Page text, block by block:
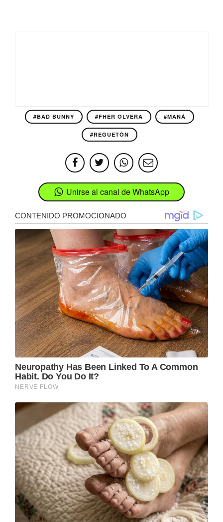
#BAD BUNNY #FHER OLVERA #MANÁ
#REGUETÓN
Unirse al canal de WhatsApp